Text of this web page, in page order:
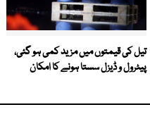
تیل کی قیمتوں میں مزید کمی ہو گئی،
پیٹرول و ڈیزل سستا ہونے کا امکان